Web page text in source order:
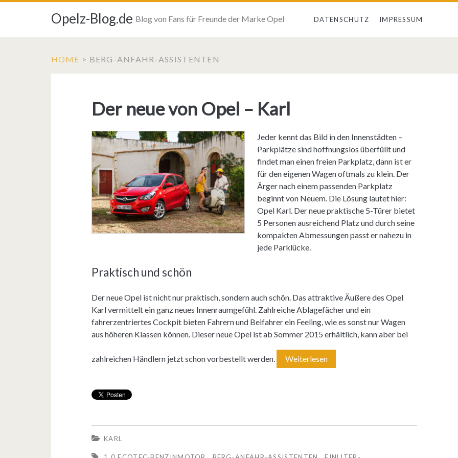
Opelz-Blog.de Blog von Fans für Freunde der Marke Opel DATENSCHUTZ IMPRESSUM
HOME > BERG-ANFAHR-ASSISTENTEN
Der neue von Opel – Karl
Jeder kennt das Bild in den Innenstädten –
Parkplätze sind hoffnungslos überfüllt und
findet man einen freien Parkplatz, dann ist er
für den eigenen Wagen oftmals zu klein. Der
Ärger nach einem passenden Parkplatz
beginnt von Neuem. Die Lösung lautet hier:
Opel Karl. Der neue praktische 5-Türer bietet
5 Personen ausreichend Platz und durch seine
kompakten Abmessungen passt er nahezu in
jede Parklücke.
Praktisch und schön
Der neue Opel ist nicht nur praktisch, sondern auch schön. Das attraktive Äußere des Opel
Karl vermittelt ein ganz neues Innenraumgefühl. Zahlreiche Ablagefächer und ein
fahrerzentriertes Cockpit bieten Fahrern und Beifahrer ein Feeling, wie es sonst nur Wagen
aus höheren Klassen können. Dieser neue Opel ist ab Sommer 2015 erhältlich, kann aber bei
zahlreichen Händlern jetzt schon vorbestellt werden. WeiterlesenD
KARL